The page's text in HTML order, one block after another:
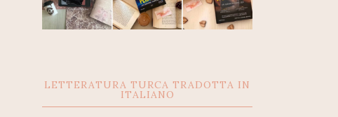
LETTERATURA TURCA TRADOTTA IN
ITALIANO